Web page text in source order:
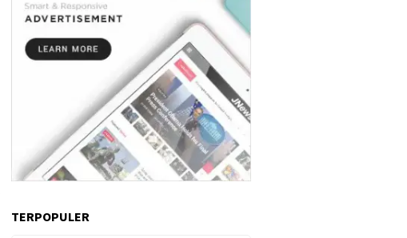
TERPOPULER